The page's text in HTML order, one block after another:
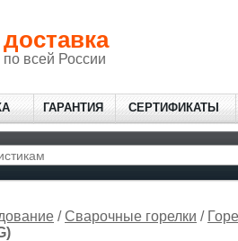
по всей России
ГАРАНТИЯ СЕРТИФИКАТЫ
/ Сварочные горелки /